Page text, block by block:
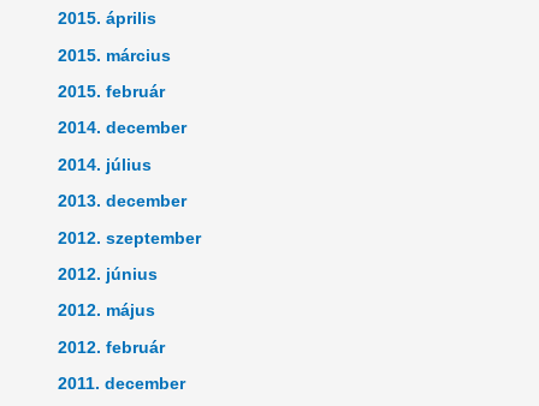
2015. április
2015. március
2015. február
2014. december
2014. július
2013. december
2012. szeptember
2012. június
2012. május
2012. február
2011. december